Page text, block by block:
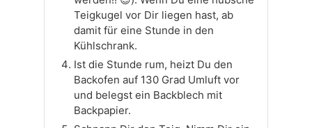
Teigkugel vor Dir liegen hast, ab
damit für eine Stunde in den
Kühlschrank.
Ist die Stunde rum, heizt Du den
Backofen auf 130 Grad Umluft vor
und belegst ein Backblech mit
Backpapier.